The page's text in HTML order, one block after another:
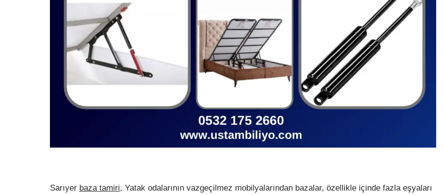
Sarıyer baza tamiri, Yatak odalarının vazgeçilmez mobilyalarından bazalar, özellikle içinde fazla eşyaları